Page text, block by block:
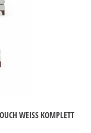
WEISS KOMPLETT E